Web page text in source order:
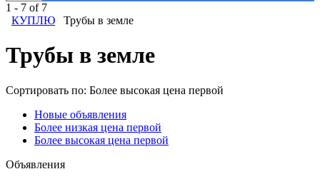
1 - 7 of 7
КУПЛЮ
Трубы в земле
Трубы в земле
Сортировать по: Более высокая цена первой
Новые объявления
Более низкая цена первой
Более высокая цена первой
Объявления